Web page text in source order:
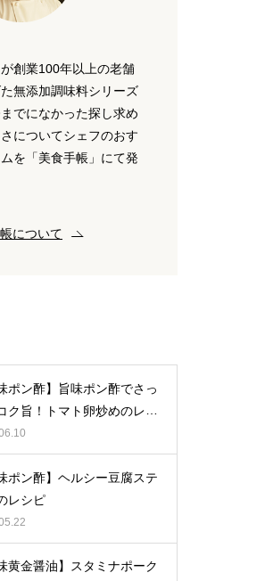
創業100年以上の老舗
無添加調味料シリーズ
までになかった探し求め
についてシェフのおす
を「美食手帳」にて発
について
ポン酢】旨味ポン酢でさっ
ク旨！トマト卵炒めのレシ
ポン酢】ヘルシー豆腐ステ
レシピ
黄金醤油】スタミナポーク